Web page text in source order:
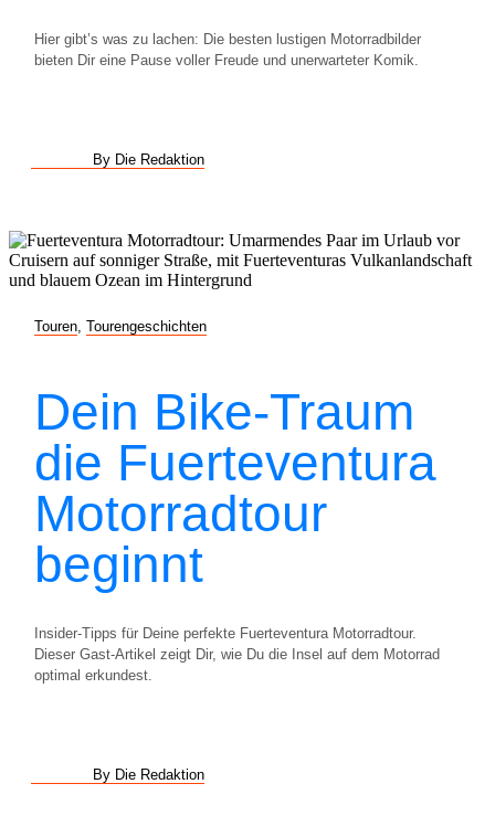
Hier gibt’s was zu lachen: Die besten lustigen Motorradbilder
bieten Dir eine Pause voller Freude und unerwarteter Komik.
By Die Redaktion
Touren Tourengeschichten
Dein Bike-Traum
die Fuerteventura
Motorradtour
beginnt
Insider-Tipps für Deine perfekte Fuerteventura Motorradtour.
Dieser Gast-Artikel zeigt Dir, wie Du die Insel auf dem Motorrad
optimal erkundest.
By Die Redaktion